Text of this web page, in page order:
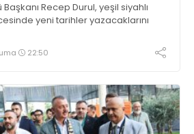
Recep Durul, yeşil siyahlı
yeni tarihler yazacaklarını
22:50